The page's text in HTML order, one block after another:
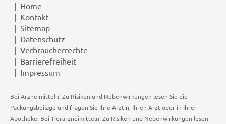
Home
Kontakt
Sitemap
Datenschutz
Verbraucherrechte
Barrierefreiheit
Impressum
Bei Arzneimitteln: Zu Risiken und Nebenwirkungen lesen Sie die
Packungsbeilage und fragen Sie Ihre Ärztin, Ihren Arzt oder in Ihrer
Apotheke. Bei Tierarzneimitteln: Zu Risiken und Nebenwirkungen lesen